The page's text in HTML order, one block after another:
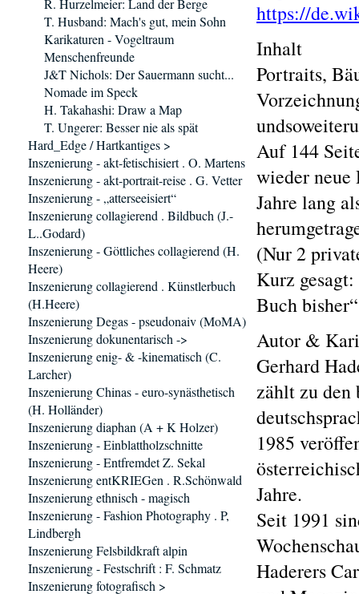
https://
Inhalt
Portraits,
Auf 144
wieder
Jahre lang
(Nur 2
Kurz
Buch
Autor &
Gerhard
zählt zu den
1985
Jahre.
Seit 1991
Haderers
R. Hurzelmeier: Land der Berge
T. Husband: Mach's gut, mein Sohn
Karikaturen - Vogeltraum
Menschenfreunde
J&T Nichols: Der Sauermann sucht...
Nomade im Speck
H. Takahashi: Draw a Map
T. Ungerer: Besser nie als spät
Hard_Edge / Hartkantiges >
Inszenierung - akt-fetischisiert . O. Martens
Inszenierung - akt-portrait-reise . G. Vetter
Inszenierung - „atterseeisiert“
Inszenierung collagierend . Bildbuch (J.-
L..Godard)
Inszenierung - Göttliches collagierend (H.
Heere)
Inszenierung collagierend . Künstlerbuch
(H.Heere)
Inszenierung Degas - pseudonaiv (MoMA)
Inszenierung dokunentarisch ->
Inszenierung enig- & -kinematisch (C.
Larcher)
Inszenierung Chinas - euro-synästhetisch
(H. Holländer)
Inszenierung diaphan (A + K Holzer)
Inszenierung - Einblattholzschnitte
Inszenierung - Entfremdet Z. Sekal
Inszenierung entKRIEGen . R.Schönwald
Inszenierung ethnisch - magisch
Inszenierung - Fashion Photography . P,
Lindbergh
Inszenierung Felsbildkraft alpin
Inszenierung - Festschrift : F. Schmatz
Inszenierung fotografisch >